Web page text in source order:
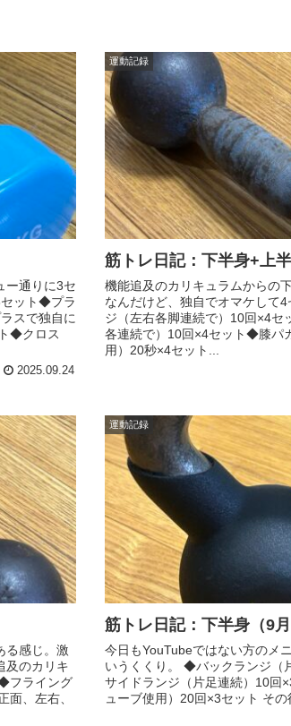
ー通りに3セ
ット◆プラ
スで独自に
◆クロス
2025.09.24
運動記録
筋トレ日記：下半身+上
機能追及のカリキュラムからの
なんだけど、独自でオマケして
ジ（左右各脚連続で）10回×4
各連続で）10回×4セット◆膝パ
用）20秒×4セット...
る感じ。激
及のカリキ
フライング
面、左右、
運動記録
筋トレ日記：下半身（9月
今日もYouTubeではない方のメ
いうくくり。 ◆バックランジ（
サイドランジ（片足連続）10回
ューブ使用）20回×3セット その